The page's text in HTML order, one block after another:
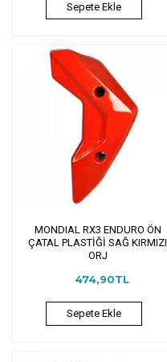
Sepete Ekle
MONDIAL RX3 ENDURO ÖN
ÇATAL PLASTİĞİ SAĞ KIRMIZI
ORJ
474,90TL
Sepete Ekle